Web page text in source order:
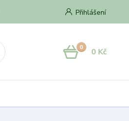
Přihlášení
0 0 Kč